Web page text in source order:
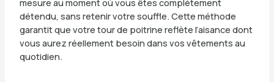
mesure au moment où vous êtes complètement
détendu, sans retenir votre souffle. Cette méthode
garantit que votre tour de poitrine reflète l’aisance dont
vous aurez réellement besoin dans vos vêtements au
quotidien.